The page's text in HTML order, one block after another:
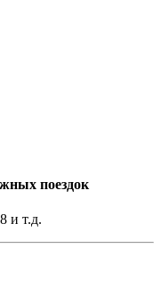
поездок
и т.д.